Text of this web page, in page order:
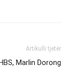
Artikulli tjetër
Marlin Dorong